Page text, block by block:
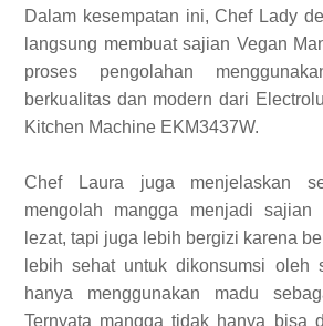
Dalam kesempatan ini, Chef Lady
langsung membuat sajian Vegan
proses pengolahan
berkualitas dan modern dari
Kitchen Machine EKM3437W.
Chef Laura juga menjelaskan
mengolah mangga menjadi
lezat, tapi juga lebih bergizi karena
lebih sehat untuk dikonsumsi oleh
hanya menggunakan madu
Ternyata mangga tidak hanya bisa